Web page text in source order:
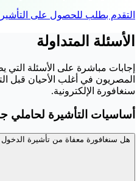
التقدم بطلب للحصول على
الأسئلة المتداولة
إجابات مباشرة على الأسئلة التي
المصريون في أغلب الأحيان قبل
سنغافورة الإلكترونية.
أساسيات التأشيرة لحاملي
هل سنغافورة معفاة من تأشيرة